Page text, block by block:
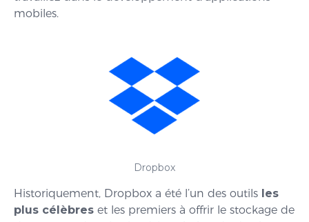
mobiles.
Dropbox
Historiquement, Dropbox a été l’un des outils les
plus célèbres et les premiers à offrir le stockage de